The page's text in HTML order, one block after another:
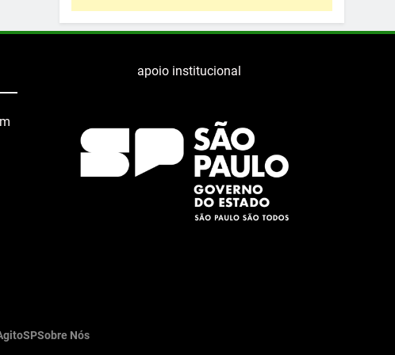
apoio institucional
Sobre Nós